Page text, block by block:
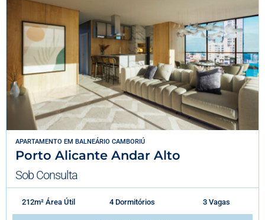
APARTAMENTO EM BALNEÁRIO CAMBORIÚ
Porto Alicante Andar Alto
Sob Consulta
212m² Área Útil 4 Dormitórios 3 Vagas